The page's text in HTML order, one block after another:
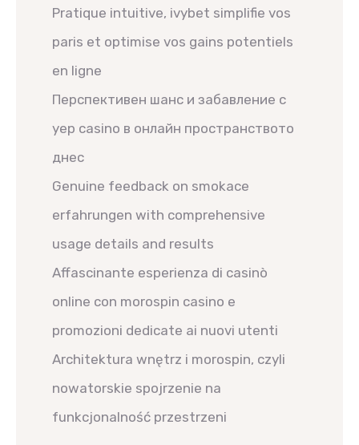
Pratique intuitive, ivybet simplifie vos
paris et optimise vos gains potentiels
en ligne
Перспективен шанс и забавление с
yep casino в онлайн пространството
днес
Genuine feedback on smokace
erfahrungen with comprehensive
usage details and results
Affascinante esperienza di casinò
online con morospin casino e
promozioni dedicate ai nuovi utenti
Architektura wnętrz i morospin, czyli
nowatorskie spojrzenie na
funkcjonalność przestrzeni